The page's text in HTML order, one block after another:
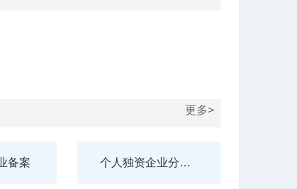
更多>
备案 个人独资企业分支机构变更登记